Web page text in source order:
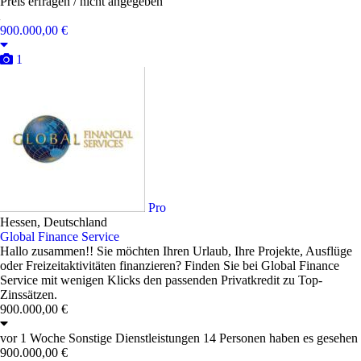
Preis erfragen / nicht angegeben
vor 1 Woche
Preis erfragen / nicht angegeben
Nachricht senden
Preis erfragen / nicht angegeben
Berlin, Deutschland
Stream In Style – Discover The Power Of Topflix
Welcome to TopFlix - your ultimate place to watch movies, series and
free and in exceptional quality. At TopFlix, you'll find movies for every
taste, ...
Preis erfragen / nicht angegeben
vor 1 Woche Sonstige Dienstleistungen 81 Personen haben es gesehen
Preis erfragen / nicht angegeben
Nachricht senden
Preis erfragen / nicht angegeben
900.000,00 €